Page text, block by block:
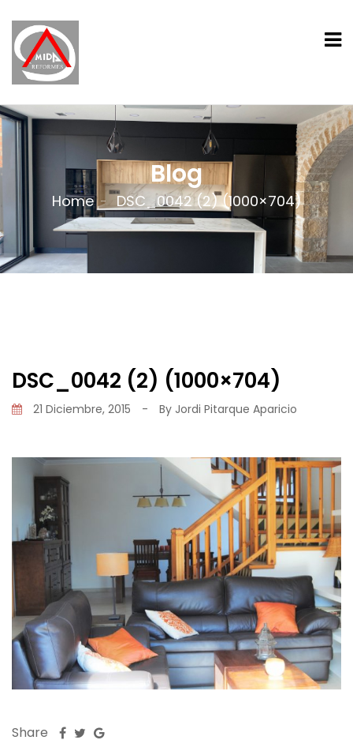
Blog
Home DSC_0042 (2) (1000×704)
DSC_0042 (2) (1000×704)
21 Diciembre, 2015 - By Jordi Pitarque Aparicio
Share